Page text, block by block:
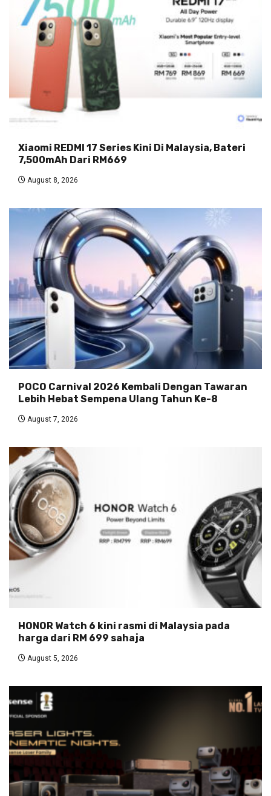
Xiaomi REDMI 17 Series Kini Di Malaysia, Bateri
7,500mAh Dari RM669
August 8, 2026
POCO Carnival 2026 Kembali Dengan Tawaran
Lebih Hebat Sempena Ulang Tahun Ke-8
August 7, 2026
HONOR Watch 6 kini rasmi di Malaysia pada
harga dari RM 699 sahaja
August 5, 2026